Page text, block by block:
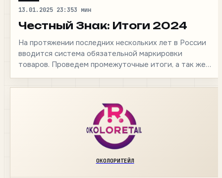
13.01.2025 23:353 мин
Честный Знак: Итоги 2024
На протяжении последних нескольких лет в России
вводится система обязательной маркировки
товаров. Проведем промежуточные итоги, а так же
рассмотрим последствия нововведений для…
ОКОЛОРИТЕЙЛ